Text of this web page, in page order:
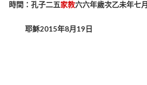
時間：孔子二五家教六六年歲次乙未年七
耶穌2015年8月19日